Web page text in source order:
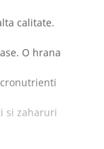
calitate.
O hrana
si zaharuri